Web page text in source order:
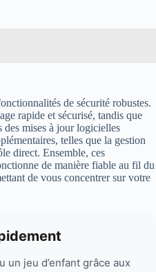
de sécurité robustes.
rapide et sécurisé, tandis que
des mises à jour logicielles
telles que la gestion
direct. Ensemble, ces
de manière fiable au fil du
de vous concentrer sur votre
jeu d’enfant grâce aux